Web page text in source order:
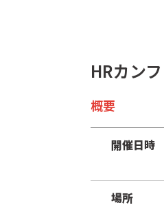
HRカン
概要
開催日時
場所